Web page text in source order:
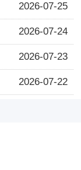
2026-07-25
2026-07-24
2026-07-23
2026-07-22